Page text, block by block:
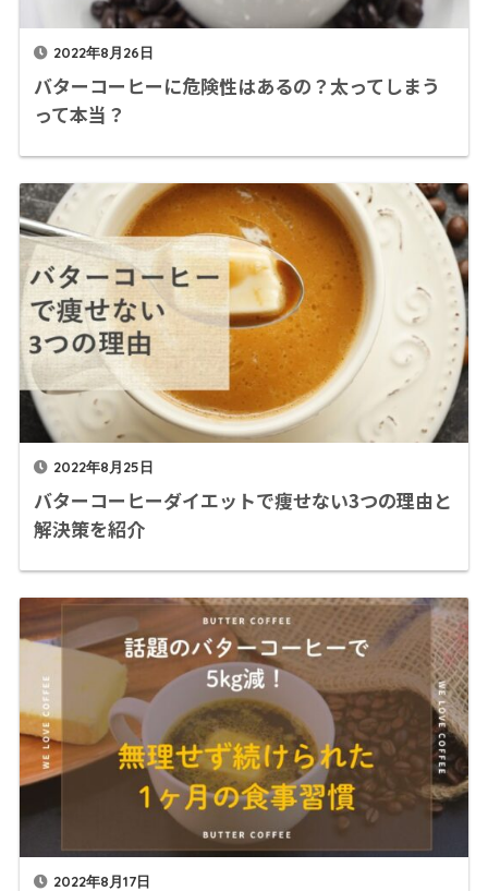
2022年8月26日
バターコーヒーに危険性はあるの？太ってしまう
って本当？
2022年8月25日
バターコーヒーダイエットで痩せない3つの理由と
解決策を紹介
2022年8月17日